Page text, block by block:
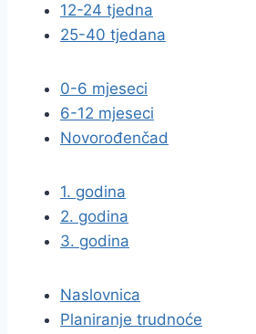
12-24 tjedna
25-40 tjedana
0-6 mjeseci
6-12 mjeseci
Novorođenčad
1. godina
2. godina
3. godina
Naslovnica
Planiranje trudnoće